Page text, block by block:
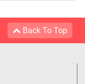
Back To Top